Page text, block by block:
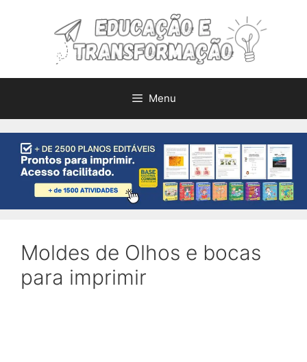
Menu
Moldes de Olhos e bocas
para imprimir